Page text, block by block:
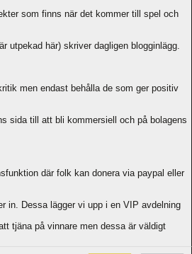
som finns när det kommer till spel och
utpekad här) skriver dagligen blogginlägg.
men endast behålla de som ger positiv
sida till att bli kommersiell och på bolagens
där folk kan donera via paypal eller
in. Dessa lägger vi upp i en VIP avdelning
tjäna på vinnare men dessa är väldigt